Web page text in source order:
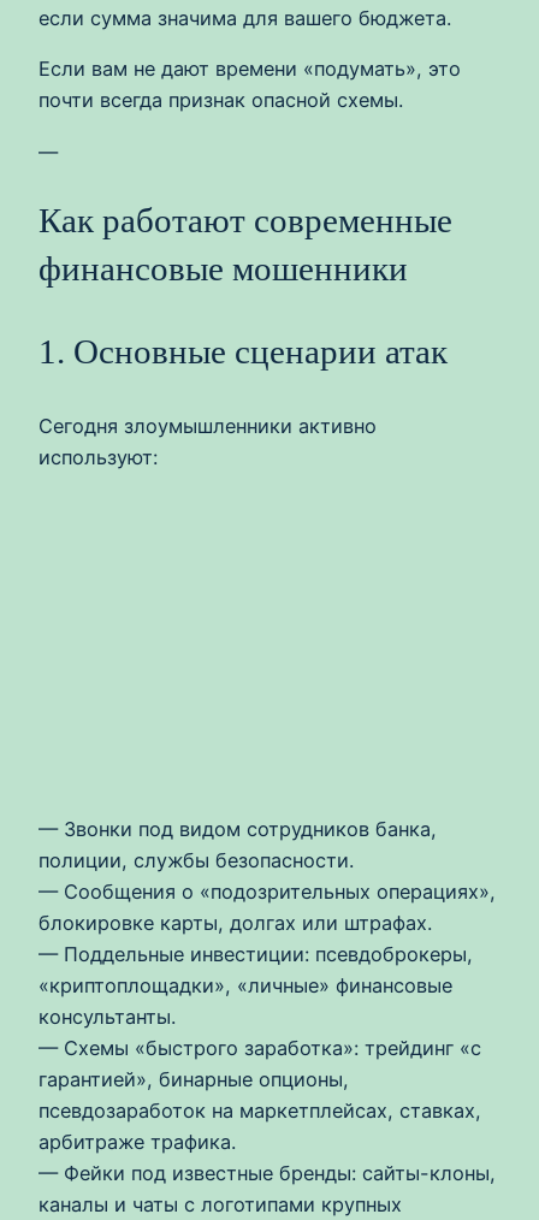
если сумма значима для вашего бюджета.
Если вам не дают времени «подумать», это
почти всегда признак опасной схемы.
—
Как работают современные
финансовые мошенники
1. Основные сценарии атак
Сегодня злоумышленники активно
используют:
— Звонки под видом сотрудников банка,
полиции, службы безопасности.
— Сообщения о «подозрительных операциях»,
блокировке карты, долгах или штрафах.
— Поддельные инвестиции: псевдоброкеры,
«криптоплощадки», «личные» финансовые
консультанты.
— Схемы «быстрого заработка»: трейдинг «с
гарантией», бинарные опционы,
псевдозаработок на маркетплейсах, ставках,
арбитраже трафика.
— Фейки под известные бренды: сайты-клоны,
каналы и чаты с логотипами крупных